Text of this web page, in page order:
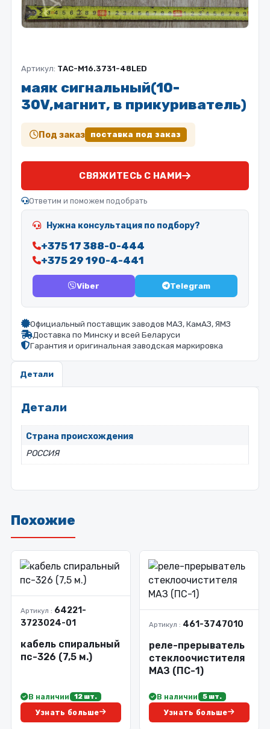
Артикул: ТАС-М16.3731-48LED
маяк сигнальный(10-
30V,магнит, в прикуриватель)
Под заказ поставка под заказ
СВЯЖИТЕСЬ С НАМИ
Ответим и поможем подобрать
Нужна консультация по подбору?
+375 17 388-0-444
+375 29 190-4-441
Viber Telegram
Официальный поставщик заводов МАЗ, КамАЗ, ЯМЗ
Доставка по Минску и всей Беларуси
Гарантия и оригинальная заводская маркировка
Детали
Детали
Страна происхождения
РОССИЯ
Похожие
Артикул : 64221-
3723024-01
кабель спиральный
пс-326 (7,5 м.)
В наличии 12 шт.
Узнать больше
Артикул : 461-3747010
реле-прерыватель
стеклоочистителя
МАЗ (ПС-1)
В наличии 5 шт.
Узнать больше